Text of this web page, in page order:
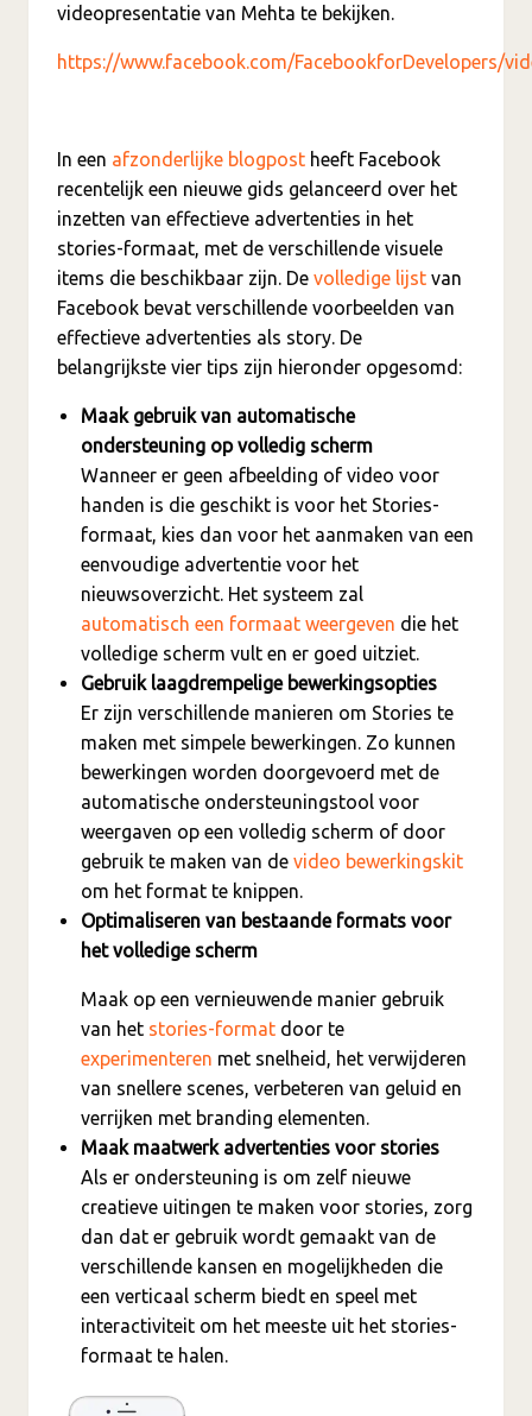
videopresentatie van Mehta te bekijken.
https://www.facebook.com/FacebookforDevelopers/
In een afzonderlijke blogpost heeft Facebook
recentelijk een nieuwe gids gelanceerd over het
inzetten van effectieve advertenties in het
stories-formaat, met de verschillende visuele
items die beschikbaar zijn. De volledige lijst van
Facebook bevat verschillende voorbeelden van
effectieve advertenties als story. De
belangrijkste vier tips zijn hieronder opgesomd:
Maak gebruik van automatische
ondersteuning op volledig scherm
Wanneer er geen afbeelding of video voor
handen is die geschikt is voor het Stories-
formaat, kies dan voor het aanmaken van een
eenvoudige advertentie voor het
nieuwsoverzicht. Het systeem zal
automatisch een formaat weergeven die het
volledige scherm vult en er goed uitziet.
Gebruik laagdrempelige bewerkingsopties
Er zijn verschillende manieren om Stories te
maken met simpele bewerkingen. Zo kunnen
bewerkingen worden doorgevoerd met de
automatische ondersteuningstool voor
weergaven op een volledig scherm of door
gebruik te maken van de video bewerkingskit
om het format te knippen.
Optimaliseren van bestaande formats voor
het volledige scherm
Maak op een vernieuwende manier gebruik
van het stories-format door te
experimenteren met snelheid, het verwijderen
van snellere scenes, verbeteren van geluid en
verrijken met branding elementen.
Maak maatwerk advertenties voor stories
Als er ondersteuning is om zelf nieuwe
creatieve uitingen te maken voor stories, zorg
dan dat er gebruik wordt gemaakt van de
verschillende kansen en mogelijkheden die
een verticaal scherm biedt en speel met
interactiviteit om het meeste uit het stories-
formaat te halen.